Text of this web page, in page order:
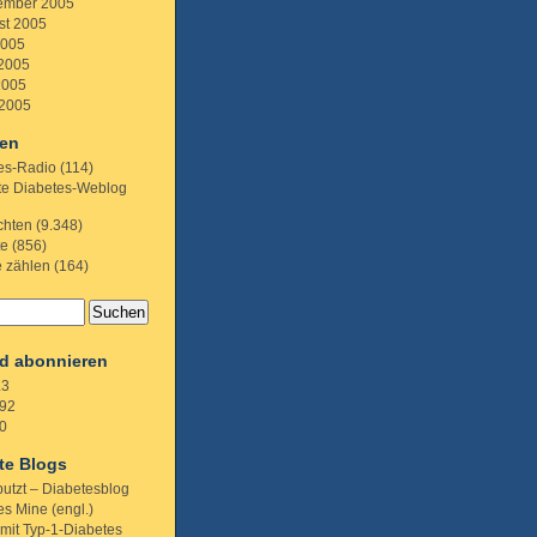
2005
2005
Radio (114)
Diabetes-Weblog
(9.348)
(856)
zählen (164)
abonnieren
Blogs
– Diabetesblog
Mine (engl.)
Typ-1-Diabetes